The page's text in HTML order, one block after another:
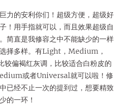
力的安利你们！超级方便，超级好
！用手指就可以，而且效果超级自
简直是我修容之中不能缺少的一样
择多样。有Light，Medium，
偏褐红灰调，比较适合白粉皮的
或者Universal就可以啦！修
已经不止一次的提到过，想要精致
的一环！